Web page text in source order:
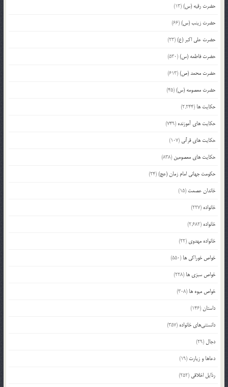
حضرت رقیه (س)(13)
حضرت زینب (س)(66)
حضرت علی اکبر (ع)(23)
حضرت فاطمه (س)(530)
حضرت محمد (ص)(613)
حضرت معصومه (س)(45)
حکایت ها (2,244)
حکایت های آموزنده (749)
حکایت های قرآنی (107)
حکایت های معصومین (838)
حکومت جهانی امام زمان (عج)(24)
خاندان عصمت (15)
خانواده (227)
خانواده (2,682)
خانواده مهدوی (22)
خواص خوراکی ها (550)
خواص سبزی ها (228)
خواص میوه ها (308)
داستان(146)
دانستنی‌های خانواده (357)
دجال (29)
دعاها و زیارت (19)
رذایل اخلاقی (252)